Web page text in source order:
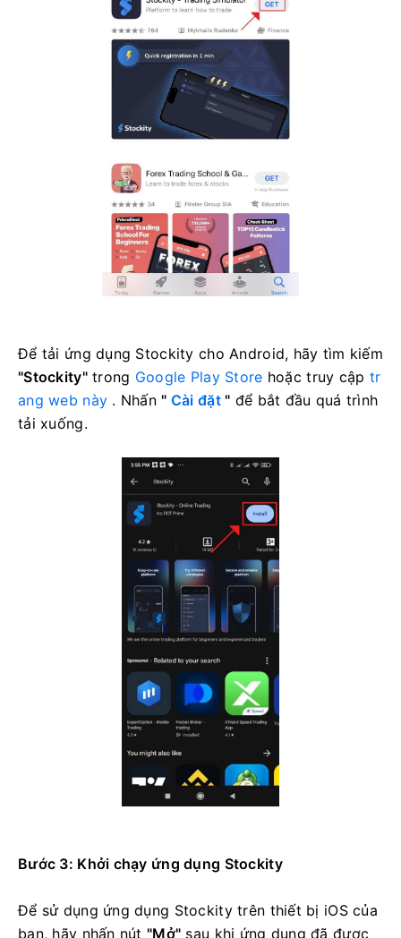
Để tải ứng dụng Stockity cho Android, hãy tìm kiếm
"Stockity"trong Google Play Store hoặc truy cập tr
ang web này . Nhấn " Cài đặt" để bắt đầu quá trình
tải xuống.
Bước 3: Khởi chạy ứng dụng Stockity
Để sử dụng ứng dụng Stockity trên thiết bị iOS của
bạn, hãy nhấn nút "Mở" sau khi ứng dụng đã được